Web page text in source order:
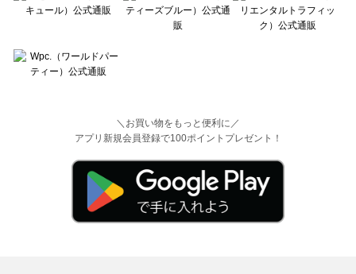
＼お買い物をもっと便利に／
アプリ新規会員登録で100ポイントプレゼント！